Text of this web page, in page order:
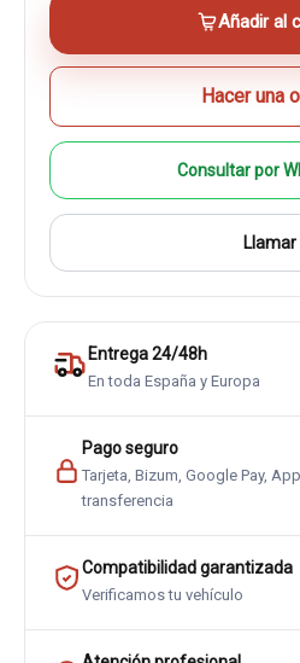
Añadir al
Hacer una
Consultar por
Llamar
Entrega 24/48h
En toda España y Europa
Pago seguro
Tarjeta, Bizum, Google Pay,
transferencia
Compatibilidad garantizada
Verificamos tu vehículo